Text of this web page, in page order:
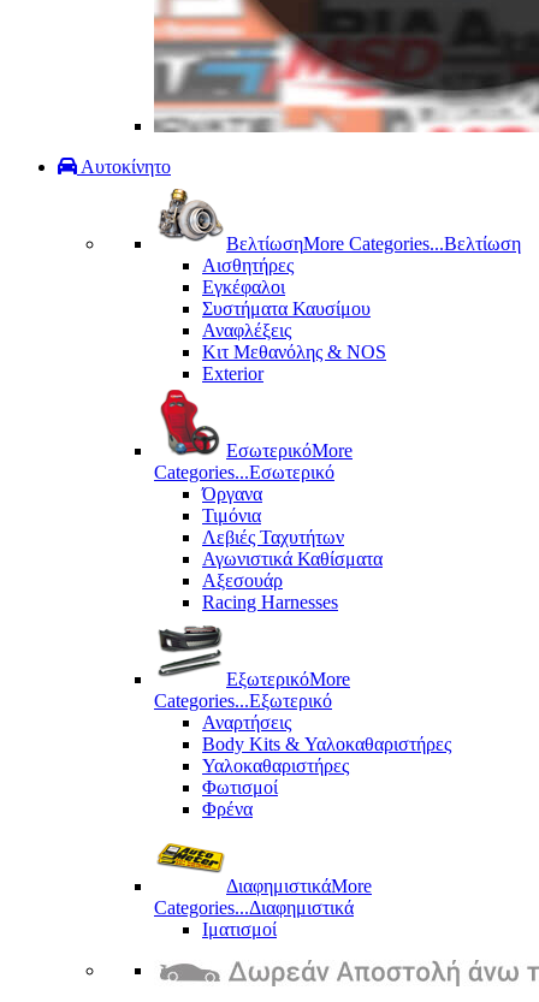
Αυτοκίνητο
ΒελτίωσηMore Categories...Βελτίωση
Αισθητήρες
Εγκέφαλοι
Συστήματα Καυσίμου
Αναφλέξεις
Κιτ Μεθανόλης & ΝΟS
Exterior
ΕσωτερικόMore
Categories...Εσωτερικό
Όργανα
Τιμόνια
Λεβιές Ταχυτήτων
Αγωνιστικά Καθίσματα
Αξεσουάρ
Racing Harnesses
ΕξωτερικόMore
Categories...Εξωτερικό
Αναρτήσεις
Body Kits & Υαλοκαθαριστήρες
Υαλοκαθαριστήρες
Φωτισμοί
Φρένα
ΔιαφημιστικάMore
Categories...Διαφημιστικά
Ιματισμοί